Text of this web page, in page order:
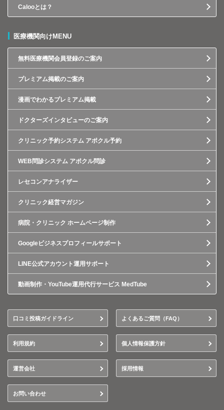
Calooとは？
医療機関向けMENU
無料医療機関会員登録のご案内
プレミアム掲載のご案内
漫画でわかるプレミアム掲載
ドクターズインタビューのご案内
クリニック予約システム アポクル予約
WEB問診システム アポクル問診
レセコンアナライザー
クリニック経営マガジン
病院・クリニック ホームページ制作
Googleビジネスプロフィールサポート
LINE公式アカウント運用サポート
動画制作・YouTube運用代行サービス MedTube
口コミ投稿ガイドライン よくあるご質問（FAQ）
利用規約 個人情報保護方針
運営会社 採用情報
お問い合わせ